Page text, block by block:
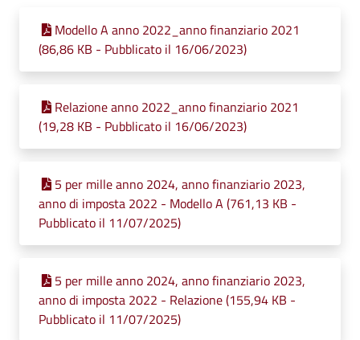
Modello A anno 2022_anno finanziario 2021
(86,86 KB - Pubblicato il 16/06/2023)
Relazione anno 2022_anno finanziario 2021
(19,28 KB - Pubblicato il 16/06/2023)
5 per mille anno 2024, anno finanziario 2023,
anno di imposta 2022 - Modello A (761,13 KB -
Pubblicato il 11/07/2025)
5 per mille anno 2024, anno finanziario 2023,
anno di imposta 2022 - Relazione (155,94 KB -
Pubblicato il 11/07/2025)